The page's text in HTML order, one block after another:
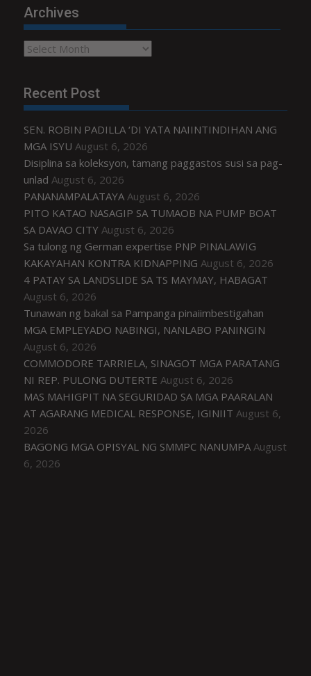
Archives
Archives
Recent Post
SEN. ROBIN PADILLA ‘DI YATA NAIINTINDIHAN ANG
MGA ISYU August 6, 2026
Disiplina sa koleksyon, tamang paggastos susi sa pag-
unlad August 6, 2026
PANANAMPALATAYA August 6, 2026
PITO KATAO NASAGIP SA TUMAOB NA PUMP BOAT
SA DAVAO CITY August 6, 2026
Sa tulong ng German expertise PNP PINALAWIG
KAKAYAHAN KONTRA KIDNAPPING August 6, 2026
4 PATAY SA LANDSLIDE SA TS MAYMAY, HABAGAT
August 6, 2026
Tunawan ng bakal sa Pampanga pinaiimbestigahan
MGA EMPLEYADO NABINGI, NANLABO PANINGIN
August 6, 2026
COMMODORE TARRIELA, SINAGOT MGA PARATANG
NI REP. PULONG DUTERTE August 6, 2026
MAS MAHIGPIT NA SEGURIDAD SA MGA PAARALAN
AT AGARANG MEDICAL RESPONSE, IGINIIT August 6,
2026
BAGONG MGA OPISYAL NG SMMPC NANUMPA August
6, 2026